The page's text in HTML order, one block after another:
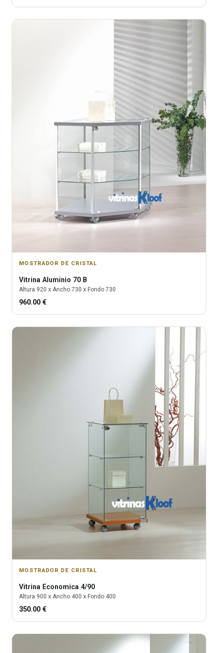
MOSTRADOR DE CRISTAL
Vitrina Aluminio 70 B
Altura 920 x Ancho 730 x Fondo 730
960.00 €
MOSTRADOR DE CRISTAL
Vitrina Economica 4/90
Altura 900 x Ancho 400 x Fondo 400
350.00 €